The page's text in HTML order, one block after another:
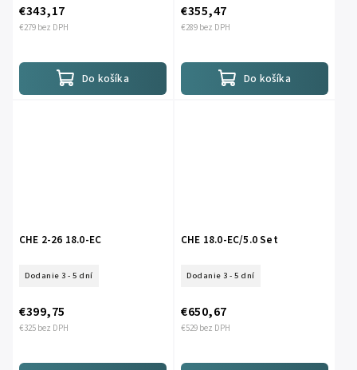
€279 bez DPH
€343,17
Do košíka
€289 bez DPH
€355,47
Do košíka
CHE 2-26 18.0-EC
Dodanie 3 - 5 dní
€325 bez DPH
€399,75
CHE 18.0-EC/5.0 Set
Dodanie 3 - 5 dní
€529 bez DPH
€650,67